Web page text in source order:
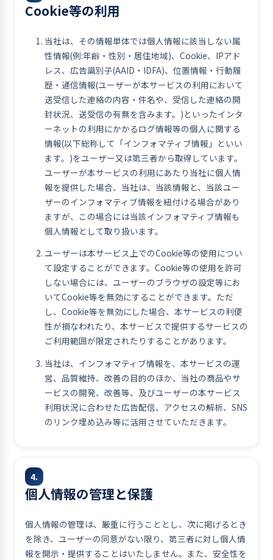
Cookie等の利用
当社は、その情報単体では個人情報に該当しない属
性情報(例:年齢・性別・居住地域)、Cookie、IPアド
レス、広告識別子(AAID・IDFA)、位置情報・行動履
歴・通信情報(ユーザーが本サービスの利用において
送受信した連絡の内容・件名や、受信した連絡の開
封状況、送受信の有無を含みます。)といったインタ
ーネットの利用にかかるログ情報等の個人に関する
情報(以下総称して「インフォマティブ情報」といい
ます。)をユーザー又は第三者から取得しています。
ユーザーが本サービスの利用にあたり当社に個人情
報を提供した場合、当社は、当該情報と、当該ユー
ザーのインフォマティブ情報を紐付ける場合があり
ますが、この場合には当該インフォマティブ情報も
個人情報として取り扱います。
ユーザーは本サービス上でのCookie等の使用につい
て設定することができます。Cookie等の使用を許可
しない場合には、ユーザーのブラウザの設定等にお
いてCookie等を無効にすることができます。ただ
し、Cookie等を無効にした場合、本サービスの利便
性が損なわれたり、本サービスで提供するサービスの
ご利用範囲が限定されたりすることがあります。
当社は、インフォマティブ情報を、本サービスの運
営、品質維持、改善の目的のほか、当社の商品やサ
ービスの開発、改善等、及びユーザーの本サービス
利用状況に合わせた広告配信、アクセスの解析、SNS
のリンク埋め込み等に活用させていただきます。
4.
個人情報の管理と保護
個人情報の管理は、厳重に行うこととし、次に掲げるとき
を除き、ユーザーの同意がない限り、第三者に対し個人情
報を開示・提供することはいたしません。また、安全性を